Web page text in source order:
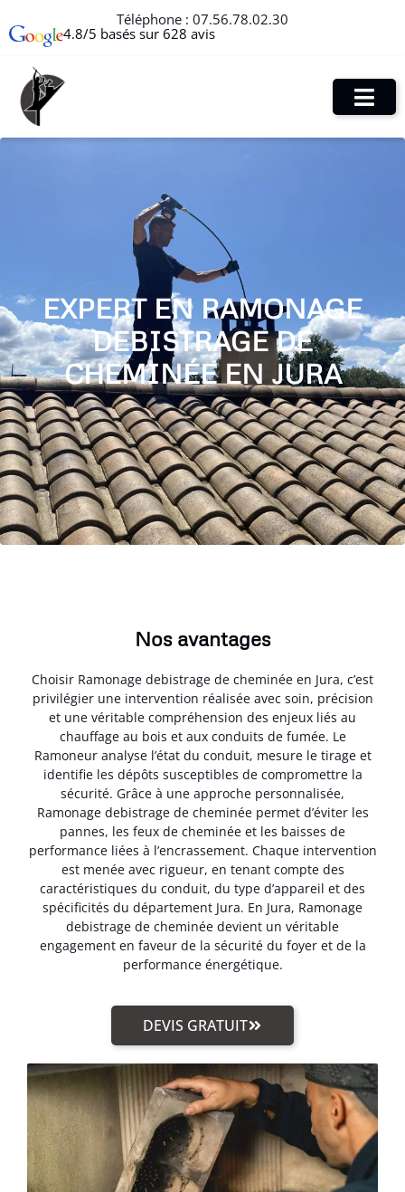
Téléphone : 07.56.78.02.30
4.8/5 basés sur 628 avis
EXPERT EN RAMONAGE
DEBISTRAGE DE
CHEMINÉE EN JURA
Nos avantages
Choisir Ramonage debistrage de cheminée en Jura, c’est
privilégier une intervention réalisée avec soin, précision
et une véritable compréhension des enjeux liés au
chauffage au bois et aux conduits de fumée. Le
Ramoneur analyse l’état du conduit, mesure le tirage et
identifie les dépôts susceptibles de compromettre la
sécurité. Grâce à une approche personnalisée,
Ramonage debistrage de cheminée permet d’éviter les
pannes, les feux de cheminée et les baisses de
performance liées à l’encrassement. Chaque intervention
est menée avec rigueur, en tenant compte des
caractéristiques du conduit, du type d’appareil et des
spécificités du département Jura. En Jura, Ramonage
debistrage de cheminée devient un véritable
engagement en faveur de la sécurité du foyer et de la
performance énergétique.
DEVIS GRATUIT